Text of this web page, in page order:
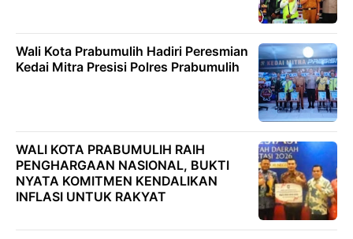
Wali Kota Prabumulih Hadiri Peresmian
Kedai Mitra Presisi Polres Prabumulih
WALI KOTA PRABUMULIH RAIH
PENGHARGAAN NASIONAL, BUKTI
NYATA KOMITMEN KENDALIKAN
INFLASI UNTUK RAKYAT